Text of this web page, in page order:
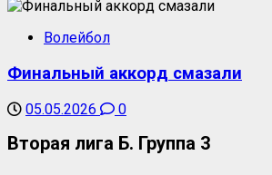
Волейбол
Финальный аккорд смазали
05.05.2026 0
Вторая лига Б. Группа 3